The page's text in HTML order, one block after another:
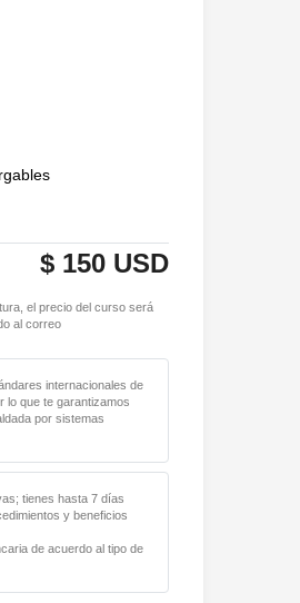
$ 150 USD
el precio del curso será
al correo
internacionales de
lo que te garantizamos
por sistemas
tienes hasta 7 días
y beneficios
de acuerdo al tipo de